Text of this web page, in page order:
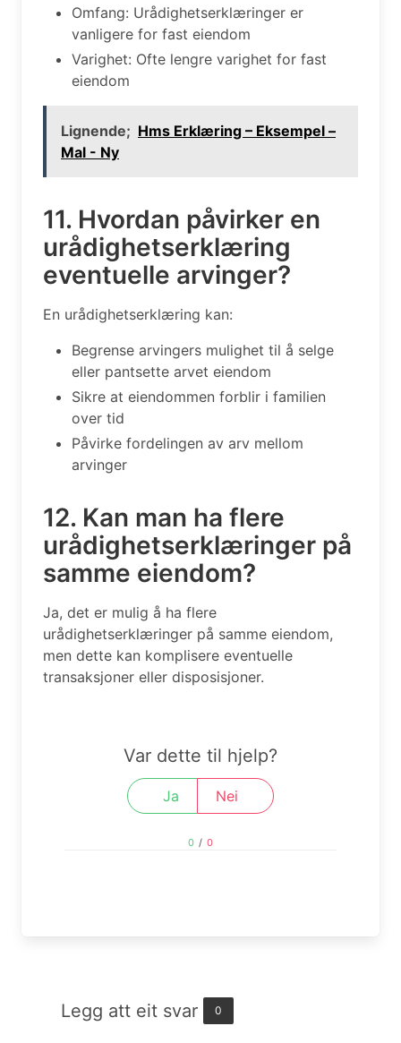
Omfang: Urådighetserklæringer er
vanligere for fast eiendom
Varighet: Ofte lengre varighet for fast
eiendom
Lignende; Hms Erklæring – Eksempel –
Mal - Ny
11. Hvordan påvirker en
urådighetserklæring
eventuelle arvinger?
En urådighetserklæring kan:
Begrense arvingers mulighet til å selge
eller pantsette arvet eiendom
Sikre at eiendommen forblir i familien
over tid
Påvirke fordelingen av arv mellom
arvinger
12. Kan man ha flere
urådighetserklæringer på
samme eiendom?
Ja, det er mulig å ha flere
urådighetserklæringer på samme eiendom,
men dette kan komplisere eventuelle
transaksjoner eller disposisjoner.
Var dette til hjelp?
Ja Nei
0 / 0
Legg att eit svar 0